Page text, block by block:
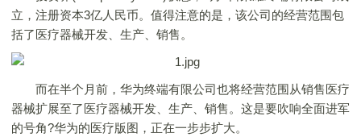
立，注册资本3亿人民币。值得注意的是，该公司的经营范围包
括了医疗器械开发、生产、销售。
而在半个月前，华为终端有限公司也将经营范围从销售医疗
器械扩展至了医疗器械开发、生产、销售。这是要吹响全面进军
的号角?华为的医疗版图，正在一步步扩大。